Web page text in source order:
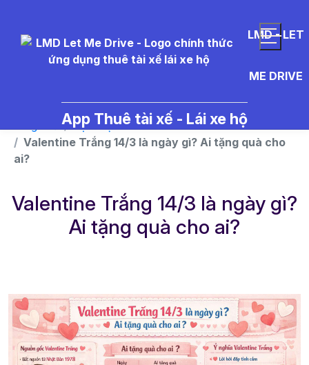
LMD - LET
ME DRIVE
App Thuê tài xế - Lái xe hộ
Trang chủ
Dịch vụ
Valentine Trắng 14/3 là ngày gì? Ai tặng quà cho
ai?
Valentine Trắng 14/3 là ngày gì?
Ai tặng quà cho ai?